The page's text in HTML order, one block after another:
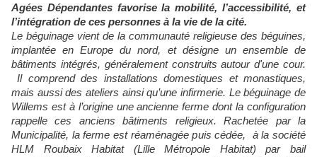
Agées Dépendantes favorise la mobilité, l’accessibilité, et
l’intégration de ces personnes à la vie de la cité.
Le béguinage vient de la communauté religieuse des béguines,
implantée en Europe du nord, et désigne un ensemble de
bâtiments intégrés, généralement construits autour d'une cour.
Il comprend des installations domestiques et monastiques,
mais aussi des ateliers ainsi qu’une infirmerie. Le béguinage de
Willems est à l’origine une ancienne ferme dont la configuration
rappelle ces anciens bâtiments religieux. Rachetée par la
Municipalité, la ferme est réaménagée puis cédée, à la société
HLM Roubaix Habitat (Lille Métropole Habitat) par bail